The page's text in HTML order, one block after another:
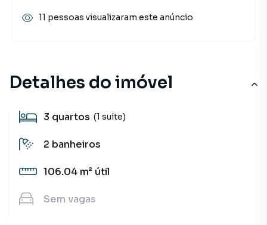
Detalhes do imóvel
3 quartos (1 suíte)
2 banheiros
106.04 m² útil
Sem vagas
11 pessoas visualizaram este anúncio